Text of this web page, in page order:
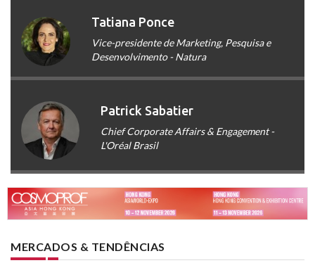
Tatiana Ponce
Vice-presidente de Marketing, Pesquisa e
Desenvolvimento - Natura
Patrick Sabatier
Chief Corporate Affairs & Engagement -
L'Oréal Brasil
MERCADOS & TENDÊNCIAS